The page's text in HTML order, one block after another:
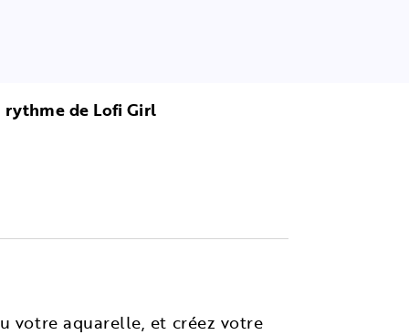
rythme de Lofi Girl
votre aquarelle, et créez votre